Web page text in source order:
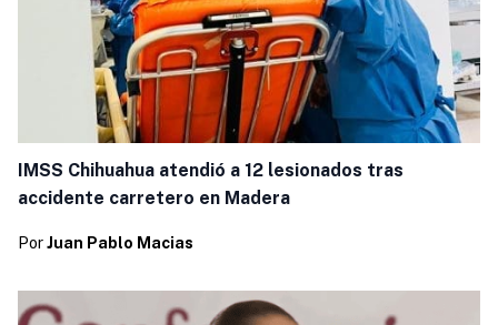
IMSS Chihuahua atendió a 12 lesionados tras
accidente carretero en Madera
Por Juan Pablo Macias